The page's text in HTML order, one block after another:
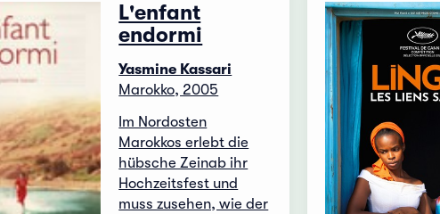
L'enfant
endormi
Yasmine Kassari
Marokko, 2005
Im Nordosten
Marokkos erlebt die
hübsche Zeinab ihr
Hochzeitsfest und
muss zusehen, wie der